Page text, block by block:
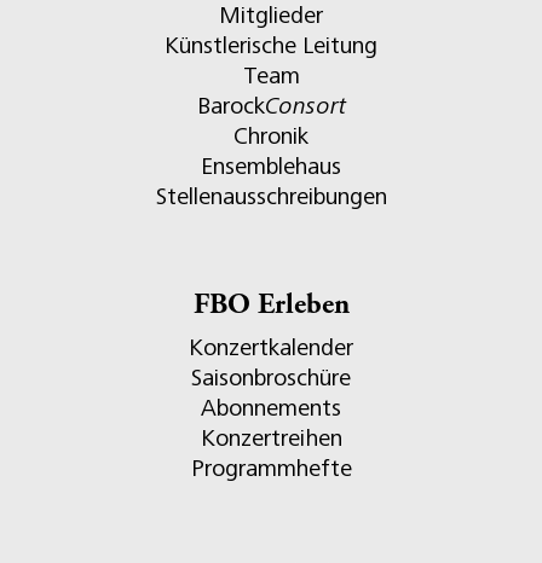
Mitglieder
Künstlerische Leitung
Team
BarockConsort
Chronik
Ensemblehaus
Stellenausschreibungen
FBO Erleben
Konzertkalender
Saisonbroschüre
Abonnements
Konzertreihen
Programmhefte